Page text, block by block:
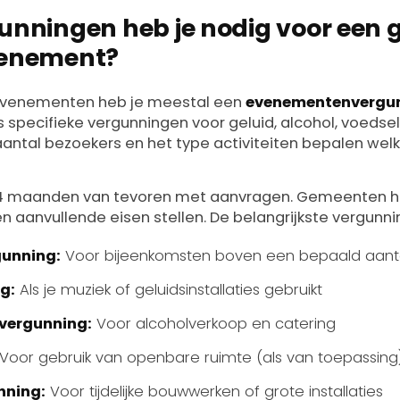
heb je nodig voor een
heb je meestal een
vergunningen voor geluid, alcohol,
bezoekers en het type activiteiten bepalen
van tevoren met aanvragen. Gemeenten
aanvullende eisen stellen. De belangrijkste
Voor bijeenkomsten boven een bepaald
Als je muziek of geluidsinstallaties gebruikt
Voor alcoholverkoop en catering
gebruik van openbare ruimte (als van
Voor tijdelijke bouwwerken of grote installaties